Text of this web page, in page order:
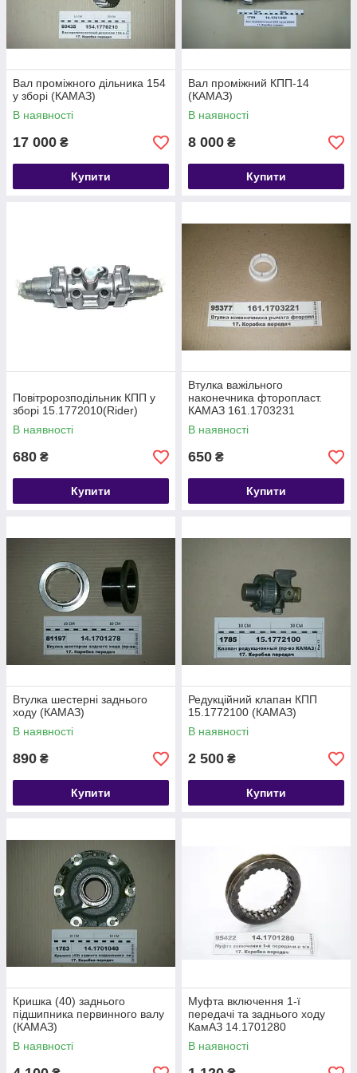
Вал проміжного дільника 154
у зборі (КАМАЗ)
В наявності
17 000 ₴
Купити
Вал проміжний КПП-14
(КАМАЗ)
В наявності
8 000 ₴
Купити
Повітророзподільник КПП у
зборі 15.1772010(Rider)
В наявності
680 ₴
Купити
Втулка важільного
наконечника фторопласт.
КАМАЗ 161.1703231
В наявності
650 ₴
Купити
Втулка шестерні заднього
ходу (КАМАЗ)
В наявності
890 ₴
Купити
Редукційний клапан КПП
15.1772100 (КАМАЗ)
В наявності
2 500 ₴
Купити
Кришка (40) заднього
підшипника первинного валу
(КАМАЗ)
В наявності
Муфта включення 1-ї
передачі та заднього ходу
КамАЗ 14.1701280
В наявності